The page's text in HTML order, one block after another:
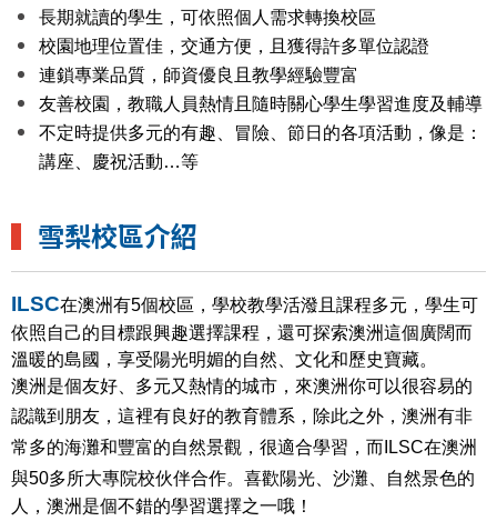
長期就讀的學生，可依照個人需求轉換校區
校園地理位置佳，交通方便，且獲得許多單位認證
連鎖專業品質，師資優良且教學經驗豐富
友善校園，教職人員熱情且隨時關心學生學習進度及輔導
不定時提供多元的有趣、冒險、節日的各項活動，像是：
講座、慶祝活動…等
▍ 雪梨校區介紹
ILSC在澳洲有5個校區，學校教學活潑且課程多元，學生可
依照自己的目標跟興趣選擇課程，還可探索澳洲這個廣闊而
溫暖的島國，享受陽光明媚的自然、文化和歷史寶藏。
澳洲是個友好、多元又熱情的城市，來澳洲你可以很容易的
認識到朋友，這裡有良好的教育體系，除此之外， 澳洲有非
常多的海灘和豐富的自然景觀， 很適合學習，而ILSC在澳洲
與50多所大專院校伙伴合作。喜歡陽光、沙灘、自然景色的
人，澳洲是個不錯的學習選擇之一哦！